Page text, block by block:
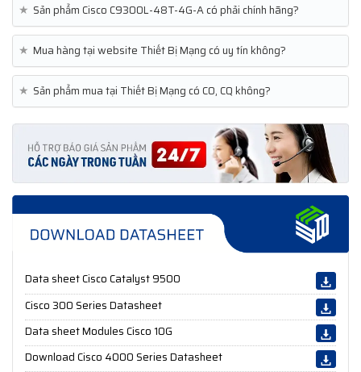
★ Sản phẩm Cisco C9300L-48T-4G-A có phải chính hãng?
★ Mua hàng tại website Thiết Bị Mạng có uy tín không?
★ Sản phẩm mua tại Thiết Bị Mạng có CO, CQ không?
Data sheet Cisco Catalyst 9500
Cisco 300 Series Datasheet
Data sheet Modules Cisco 10G
Download Cisco 4000 Series Datasheet